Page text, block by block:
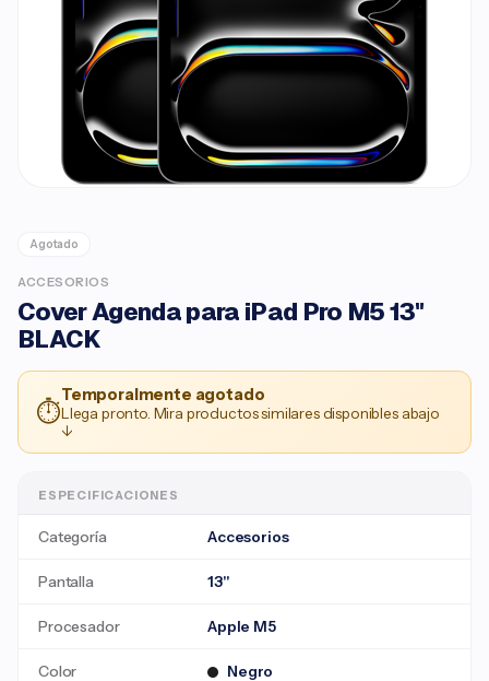
Agotado
ACCESORIOS
Cover Agenda para iPad Pro M5 13"
BLACK
⏱
Temporalmente agotado
Llega pronto. Mira productos similares disponibles abajo
↓
ESPECIFICACIONES
Categoría Accesorios
Pantalla 13"
Procesador Apple M5
Color Negro